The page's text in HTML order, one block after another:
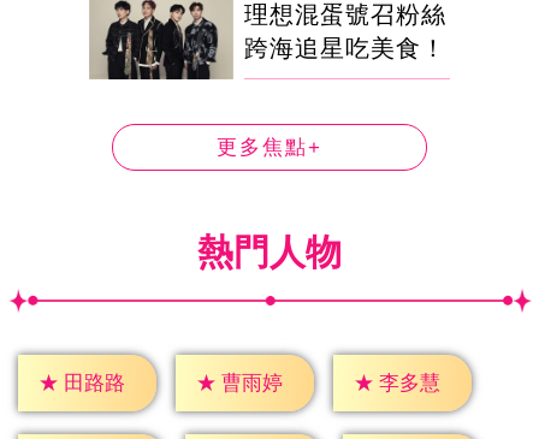
理想混蛋號召粉絲
跨海追星吃美食！
更多焦點+
熱門人物
★ 田路路 ★ 曹雨婷 ★ 李多慧